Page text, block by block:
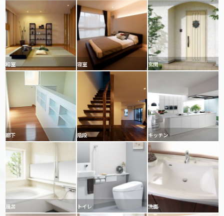
和室 寝室 玄関
廊下 階段 キッチン
風呂 トイレ 洗面